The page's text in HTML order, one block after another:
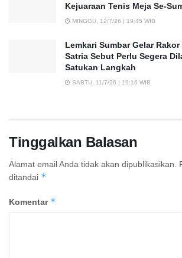
Kejuaraan Tenis Meja Se-
MINGGU, 12/7/26 | 19:45 WIB
Lemkari Sumbar Gelar
Satria Sebut Perlu Segera
Satukan Langkah
SABTU, 11/7/26 | 19:16 WIB
Tinggalkan Balasan
Alamat email Anda tidak akan dipublikasikan.
ditandai *
Komentar *